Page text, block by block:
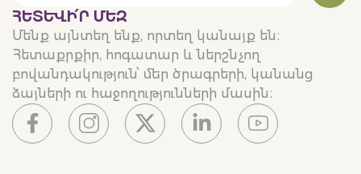
ՀԵՏԵՒԻ՛Ր ՄԵԶ
Մենք այնտեղ ենք, որտեղ կանայք են։
Հետաքրքիր, հոգատար և ներշնչող
բովանդակություն՝ մեր ծրագրերի, կանանց
ձայների ու հաջողությունների մասին։